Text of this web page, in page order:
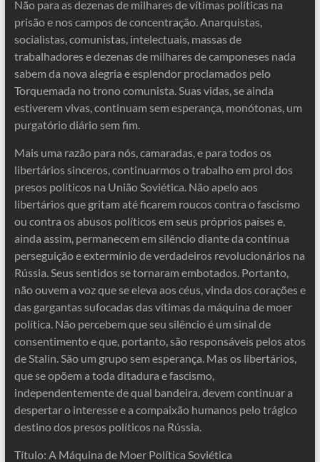
Não para as dezenas de milhares de vítimas políticas na
prisão e nos campos de concentração. Anarquistas,
socialistas, comunistas, intelectuais, massas de
trabalhadores e dezenas de milhares de camponeses nada
sabem da nova alegria e esplendor proclamados pelo
Torquemada no trono comunista. Suas vidas, se ainda
estiverem vivas, continuam sem esperança, monótonas, um
purgatório diário sem fim.
Mais uma razão para nós, camaradas, e para todos os
libertários sinceros, continuarmos o trabalho em prol dos
presos políticos na União Soviética. Não apelo aos
libertários que gritam até ficarem roucos contra o fascismo
ou contra os abusos políticos em seus próprios países e,
ainda assim, permanecem em silêncio diante da contínua
perseguição e extermínio de verdadeiros revolucionários na
Rússia. Seus sentidos se tornaram embotados. Portanto,
não ouvem a voz que se eleva aos céus, vinda dos corações e
das gargantas sufocadas das vítimas da máquina de moer
política. Não percebem que seu silêncio é um sinal de
consentimento e que, portanto, são responsáveis ​​pelos atos
de Stalin. São um grupo sem esperança. Mas os libertários,
que se opõem a toda ditadura e fascismo,
independentemente de qual bandeira, devem continuar a
despertar o interesse e a compaixão humanos pelo trágico
destino dos presos políticos na Rússia.
Título: A Máquina de Moer Política Soviética